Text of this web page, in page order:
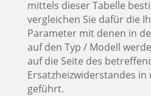
mittels dieser Tabelle
vergleichen Sie dafür die
Parameter mit denen in
auf den Typ / Modell
auf die Seite des
Ersatzheizwiderstandes in
geführt.